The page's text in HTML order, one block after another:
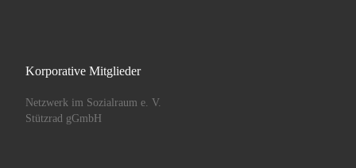
Korporative Mitglieder
Netzwerk im Sozialraum e. V.
Stützrad gGmbH